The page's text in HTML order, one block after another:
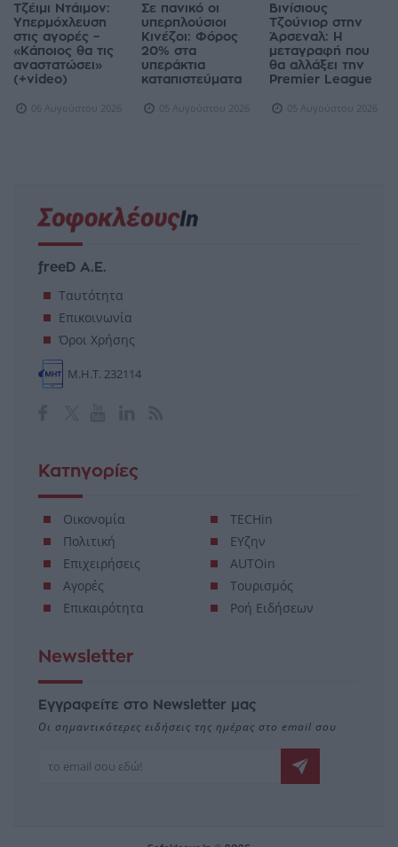
Τζέιμι Ντάιμον:
Υπερμόχλευση
στις αγορές –
«Κάποιος θα τις
αναστατώσει»
(+video)
06 Αυγούστου 2026
Σε πανικό οι
υπερπλούσιοι
Κινέζοι: Φόρος
20% στα
υπεράκτια
καταπιστεύματα
05 Αυγούστου 2026
Βινίσιους
Τζούνιορ στην
Άρσεναλ: Η
μεταγραφή που
θα αλλάξει την
Premier League
05 Αυγούστου 2026
freeD Α.Ε.
Ταυτότητα
Επικοινωνία
Όροι Χρήσης
Μ.Η.Τ. 232114
Κατηγορίες
Οικονομία
Πολιτική
Επιχειρήσεις
Αγορές
Επικαιρότητα
TECHin
ΕΥζην
AUTOin
Τουρισμός
Ροή Ειδήσεων
Newsletter
Εγγραφείτε στο Newsletter μας
Οι σημαντικότερες ειδήσεις της ημέρας στο email σου